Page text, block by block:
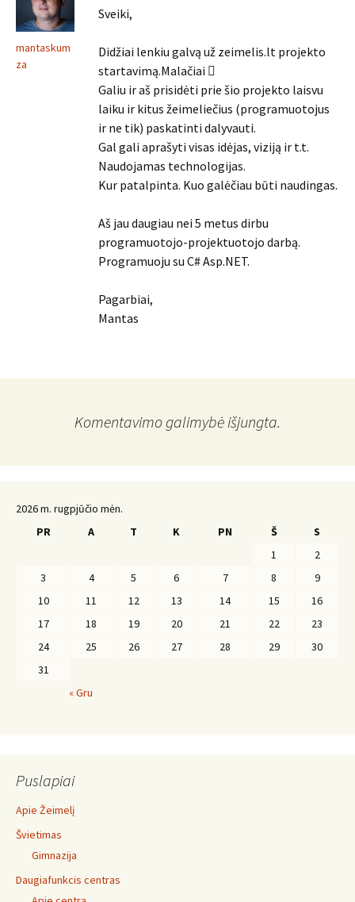
mantaskum
za
Sveiki,
Didžiai lenkiu galvą už zeimelis.lt projekto
startavimą.Malačiai 
Galiu ir aš prisidėti prie šio projekto laisvu
laiku ir kitus žeimeliečius (programuotojus
ir ne tik) paskatinti dalyvauti.
Gal gali aprašyti visas idėjas, viziją ir t.t.
Naudojamas technologijas.
Kur patalpinta. Kuo galėčiau būti naudingas.
Aš jau daugiau nei 5 metus dirbu
programuotojo-projektuotojo darbą.
Programuoju su C# Asp.NET.
Pagarbiai,
Mantas
Komentavimo galimybė išjungta.
2026 m. rugpjūčio mėn.
PR
A T K PN Š
S
1
2
3
4 5 6 7 8
9
10
11 12 13 14 15
16
17
18 19 20 21 22
23
24
25 26 27 28 29
30
31
« Gru
Puslapiai
Apie Žeimelį
Švietimas
Gimnazija
Daugiafunkcis centras